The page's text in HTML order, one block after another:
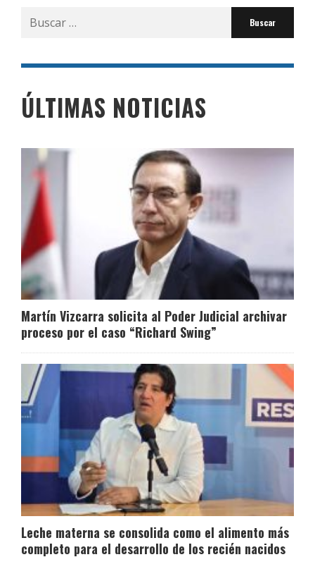
Buscar
por:
ÚLTIMAS NOTICIAS
Martín Vizcarra solicita al Poder Judicial archivar
proceso por el caso “Richard Swing”
Leche materna se consolida como el alimento más
completo para el desarrollo de los recién nacidos